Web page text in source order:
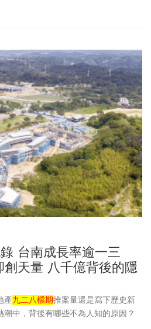
銷積極南下插旗，一家家在地建商
台南成長率逾一三
天量 八千億背後的隱
產九二八檔期推案量還是寫下歷史新
中，背後有哪些不為人知的原因？